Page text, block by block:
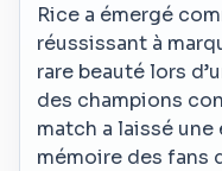
Rice a émergé
réussissant à
rare beauté lors
des champions
match a laissé
mémoire des fans